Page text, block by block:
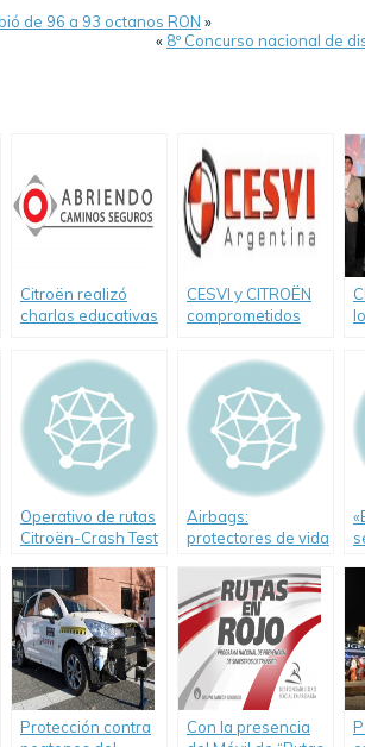
de 96 a 93 octanos RON »
« 8º Concurso nacional de
Citroën realizó
charlas educativas
CESVI y CITROËN
comprometidos
vial por quinto año
consecutivo
Operativo de rutas
Citroën-Crash Test
Airbags:
protectores de vida
Protección contra
Con la presencia